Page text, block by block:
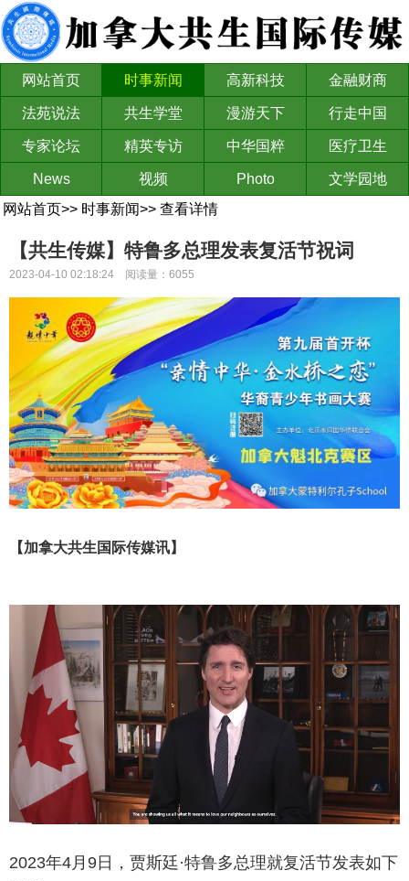
网站首页 时事新闻 高新科技 金融财商
法苑说法 共生学堂 漫游天下 行走中国
专家论坛 精英专访 中华国粹 医疗卫生
News 视频 Photo
文学园地
网站首页>> 时事新闻>> 查看详情
【共生传媒】特鲁多总理发表复活节祝词
2023-04-10 02:18:24 阅读量：6055
【加拿大共生国际传媒讯】
2023年4月9日，贾斯廷·特鲁多总理就复活节发表如下